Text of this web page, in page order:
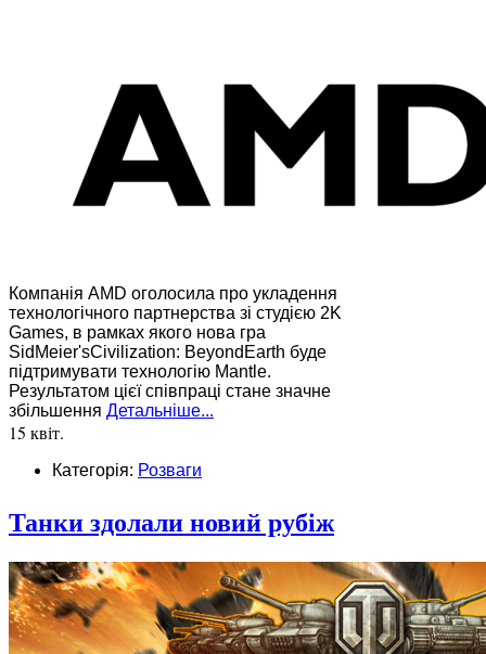
Компанія AMD оголосила про укладення
технологічного партнерства зі студією 2K
Games, в рамках якого нова гра
SidMeier'sCivilization: BeyondEarth буде
підтримувати технологію Mantle.
Результатом цієї співпраці стане значне
збільшення Детальніше...
15 квіт.
Категорія: Розваги
Танки здолали новий рубіж